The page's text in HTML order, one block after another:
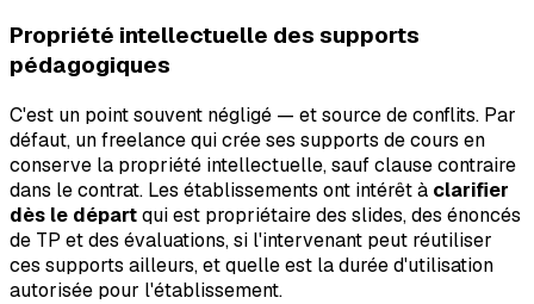
Propriété intellectuelle des supports
pédagogiques
C'est un point souvent négligé — et source de conflits. Par
défaut, un freelance qui crée ses supports de cours en
conserve la propriété intellectuelle, sauf clause contraire
dans le contrat. Les établissements ont intérêt à clarifier
dès le départqui est propriétaire des slides, des énoncés
de TP et des évaluations, si l'intervenant peut réutiliser
ces supports ailleurs, et quelle est la durée d'utilisation
autorisée pour l'établissement.